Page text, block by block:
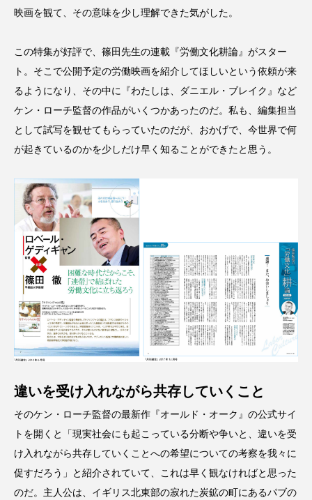
映画を観て、その意味を少し理解できた気がした。
この特集が好評で、篠田先生の連載『労働文化耕論』がスター
ト。そこで公開予定の労働映画を紹介してほしいという依頼が来
るようになり、その中に『わたしは、ダニエル・ブレイク』など
ケン・ローチ監督の作品がいくつかあったのだ。私も、編集担当
として試写を観せてもらっていたのだが、おかげで、今世界で何
が起きているのかを少しだけ早く知ることができたと思う。
違いを受け入れながら共存していくこと
そのケン・ローチ監督の最新作『オールド・オーク』の公式サイ
トを開くと「現実社会にも起こっている分断や争いと、違いを受
け入れながら共存していくことへの希望についての考察を我々に
促すだろう」と紹介されていて、これは早く観なければと思った
のだ。主人公は、イギリス北東部の寂れた炭鉱の町にあるパブの